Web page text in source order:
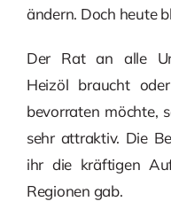
ändern. Doch heute
Der Rat an alle
Heizöl braucht
bevorraten möchte,
sehr attraktiv. Die
ihr die kräftigen
Regionen gab.